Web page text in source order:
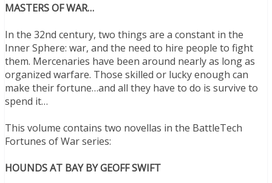
MASTERS OF WAR…
In the 32nd century, two things are a constant in the
Inner Sphere: war, and the need to hire people to fight
them. Mercenaries have been around nearly as long as
organized warfare. Those skilled or lucky enough can
make their fortune…and all they have to do is survive to
spend it…
This volume contains two novellas in the BattleTech
Fortunes of War series:
HOUNDS AT BAY BY GEOFF SWIFT